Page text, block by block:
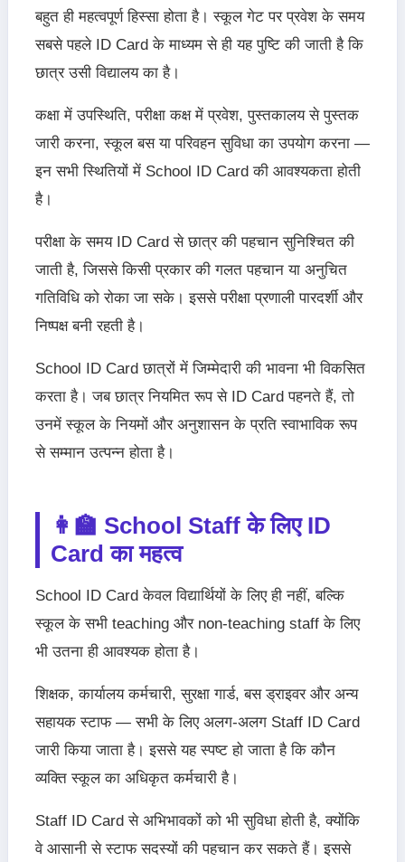
बहुत ही महत्वपूर्ण हिस्सा होता है। स्कूल गेट पर प्रवेश के समय
सबसे पहले ID Card के माध्यम से ही यह पुष्टि की जाती है कि
छात्र उसी विद्यालय का है।
कक्षा में उपस्थिति, परीक्षा कक्ष में प्रवेश, पुस्तकालय से पुस्तक
जारी करना, स्कूल बस या परिवहन सुविधा का उपयोग करना —
इन सभी स्थितियों में School ID Card की आवश्यकता होती
है।
परीक्षा के समय ID Card से छात्र की पहचान सुनिश्चित की
जाती है, जिससे किसी प्रकार की गलत पहचान या अनुचित
गतिविधि को रोका जा सके। इससे परीक्षा प्रणाली पारदर्शी और
निष्पक्ष बनी रहती है।
School ID Card छात्रों में जिम्मेदारी की भावना भी विकसित
करता है। जब छात्र नियमित रूप से ID Card पहनते हैं, तो
उनमें स्कूल के नियमों और अनुशासन के प्रति स्वाभाविक रूप
से सम्मान उत्पन्न होता है।
👩‍🏫 School Staff के लिए ID
Card का महत्व
School ID Card केवल विद्यार्थियों के लिए ही नहीं, बल्कि
स्कूल के सभी teaching और non-teaching staff के लिए
भी उतना ही आवश्यक होता है।
शिक्षक, कार्यालय कर्मचारी, सुरक्षा गार्ड, बस ड्राइवर और अन्य
सहायक स्टाफ — सभी के लिए अलग-अलग Staff ID Card
जारी किया जाता है। इससे यह स्पष्ट हो जाता है कि कौन
व्यक्ति स्कूल का अधिकृत कर्मचारी है।
Staff ID Card से अभिभावकों को भी सुविधा होती है, क्योंकि
वे आसानी से स्टाफ सदस्यों की पहचान कर सकते हैं। इससे